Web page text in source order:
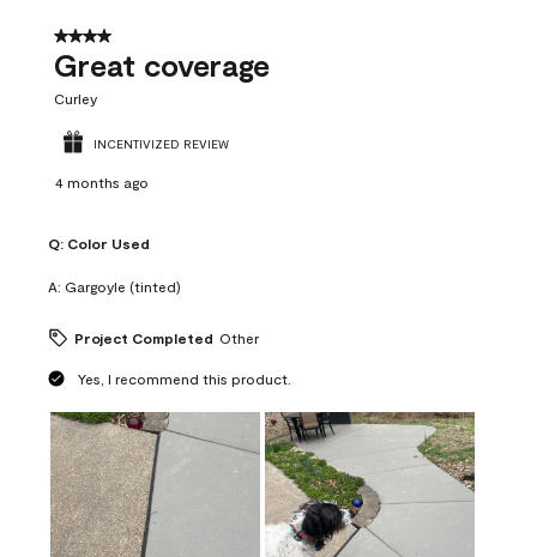
Review
4 out of 5 stars.
Great coverage
Curley
INCENTIVIZED REVIEW
4 months ago
Q: Color Used
A: Gargoyle (tinted)
Project Completed Other
Yes, I recommend this product.